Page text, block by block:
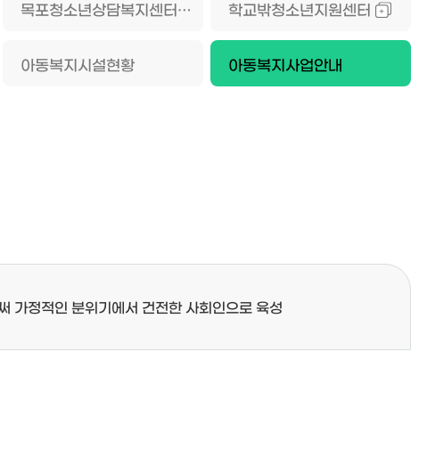
목포청소년상담복지센터 학교밖청소년지원센터
아동복지시설현황 아동복지사업안내
가정적인 분위기에서 건전한 사회인으로 육성